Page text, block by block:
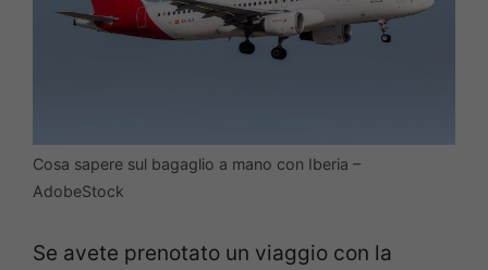
Cosa sapere sul bagaglio a mano con Iberia –
AdobeStock
Se avete prenotato un viaggio con la